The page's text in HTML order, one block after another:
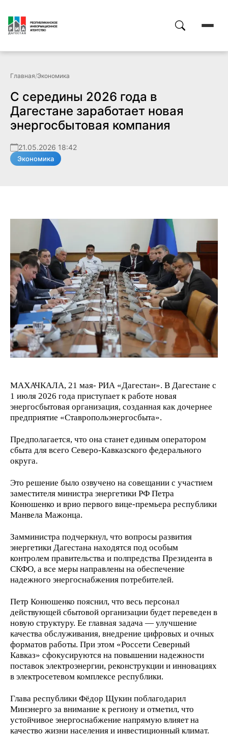
Главная/Экономика
С середины 2026 года в
Дагестане заработает новая
энергосбытовая компания
21.05.2026 18:42
Экономика
МАХАЧКАЛА, 21 мая- РИА «Дагестан». В Дагестане с
1 июля 2026 года приступает к работе новая
энергосбытовая организация, созданная как дочернее
предприятие «Ставропольэнергосбыта».
Предполагается, что она станет единым оператором
сбыта для всего Северо-Кавказского федерального
округа.
Это решение было озвучено на совещании с участием
заместителя министра энергетики РФ Петра
Конюшенко и врио первого вице-премьера республики
Манвела Мажонца.
Замминистра подчеркнул, что вопросы развития
энергетики Дагестана находятся под особым
контролем правительства и полпредства Президента в
СКФО, а все меры направлены на обеспечение
надежного энергоснабжения потребителей.
Петр Конюшенко пояснил, что весь персонал
действующей сбытовой организации будет переведен в
новую структуру. Ее главная задача — улучшение
качества обслуживания, внедрение цифровых и очных
форматов работы. При этом «Россети Северный
Кавказ» сфокусируются на повышении надежности
поставок электроэнергии, реконструкции и инновациях
в электросетевом комплексе республики.
Глава республики Фёдор Щукин поблагодарил
Минэнерго за внимание к региону и отметил, что
устойчивое энергоснабжение напрямую влияет на
качество жизни населения и инвестиционный климат.